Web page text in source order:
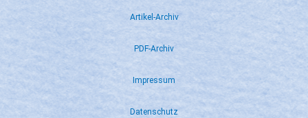
Artikel-Archiv
PDF-Archiv
Impressum
Datenschutz